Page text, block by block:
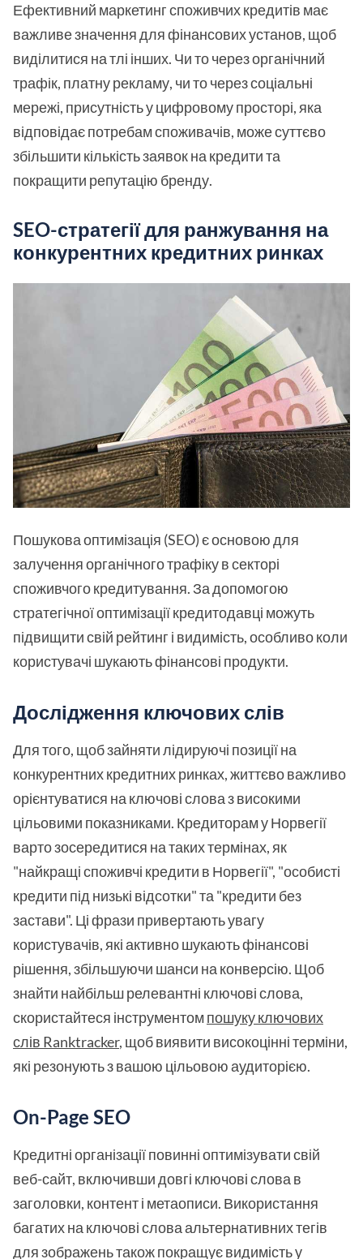
Ефективний маркетинг споживчих кредитів має
важливе значення для фінансових установ, щоб
виділитися на тлі інших. Чи то через органічний
трафік, платну рекламу, чи то через соціальні
мережі, присутність у цифровому просторі, яка
відповідає потребам споживачів, може суттєво
збільшити кількість заявок на кредити та
покращити репутацію бренду.
SEO-стратегії для ранжування на
конкурентних кредитних ринках
Пошукова оптимізація (SEO) є основою для
залучення органічного трафіку в секторі
споживчого кредитування. За допомогою
стратегічної оптимізації кредитодавці можуть
підвищити свій рейтинг і видимість, особливо коли
користувачі шукають фінансові продукти.
Дослідження ключових слів
Для того, щоб зайняти лідируючі позиції на
конкурентних кредитних ринках, життєво важливо
орієнтуватися на ключові слова з високими
цільовими показниками. Кредиторам у Норвегії
варто зосередитися на таких термінах, як
"найкращі споживчі кредити в Норвегії", "особисті
кредити під низькі відсотки" та "кредити без
застави". Ці фрази привертають увагу
користувачів, які активно шукають фінансові
рішення, збільшуючи шанси на конверсію. Щоб
знайти найбільш релевантні ключові слова,
скористайтеся інструментомпошуку ключових
слів Ranktracker, щоб виявити високоцінні терміни,
які резонують з вашою цільовою аудиторією.
On-Page SEO
Кредитні організації повинні оптимізувати свій
веб-сайт, включивши довгі ключові слова в
заголовки, контент і метаописи. Використання
багатих на ключові слова альтернативних тегів
для зображень також покращує видимість у